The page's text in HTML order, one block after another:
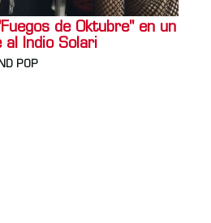
de Oktubre" en un
al Indio Solari
POP